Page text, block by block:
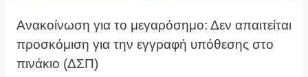
Ανακοίνωση για το μεγαρόσημο: Δεν απαιτείται
προσκόμιση για την εγγραφή υπόθεσης στο
πινάκιο (ΔΣΠ)